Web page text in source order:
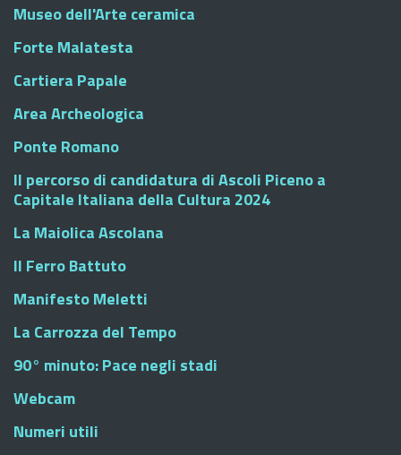
Museo dell'Arte ceramica
Forte Malatesta
Cartiera Papale
Area Archeologica
Ponte Romano
Il percorso di candidatura di Ascoli Piceno a
Capitale Italiana della Cultura 2024
La Maiolica Ascolana
Il Ferro Battuto
Manifesto Meletti
La Carrozza del Tempo
90° minuto: Pace negli stadi
Webcam
Numeri utili